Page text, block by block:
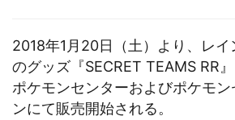
2018年1月20日（土）より、レイ
のグッズ『SECRET TEAMS RR
ポケモンセンターおよびポケモ
ンにて販売開始される。